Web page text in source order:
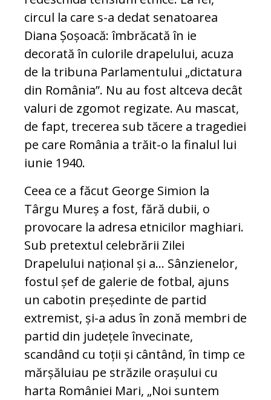
circul la care s-a dedat senatoarea
Diana Șoșoacă: îmbrăcată în ie
decorată în culorile drapelului, acuza
de la tribuna Parlamentului „dictatura
din România”. Nu au fost altceva decât
valuri de zgomot regizate. Au mascat,
de fapt, trecerea sub tăcere a tragediei
pe care România a trăit-o la finalul lui
iunie 1940.
Ceea ce a făcut George Simion la
Târgu Mureș a fost, fără dubii, o
provocare la adresa etnicilor maghiari.
Sub pretextul celebrării Zilei
Drapelului național și a… Sânzienelor,
fostul șef de galerie de fotbal, ajuns
un cabotin președinte de partid
extremist, și-a adus în zonă membri de
partid din județele învecinate,
scandând cu toții și cântând, în timp ce
mărșăluiau pe străzile orașului cu
harta României Mari, „Noi suntem